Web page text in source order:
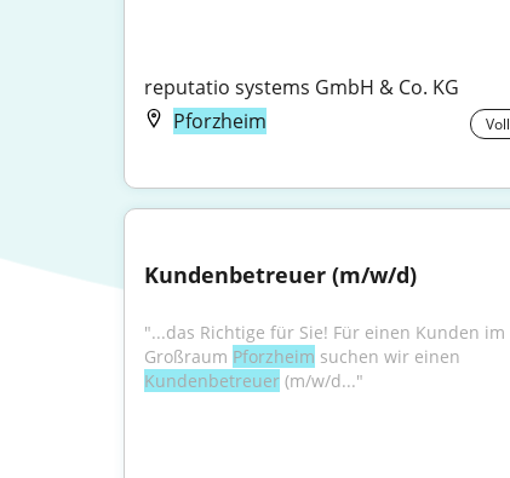
reputatio systems GmbH & Co. KG
Pforzheim
Kundenbetreuer (m/w/d)
"...das Richtige für Sie! Für einen Kunden im
Großraum Pforzheim
Kundenbetreuer (m/w/d..."